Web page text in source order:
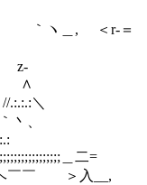
r‐＝
、
＿二=
入__,